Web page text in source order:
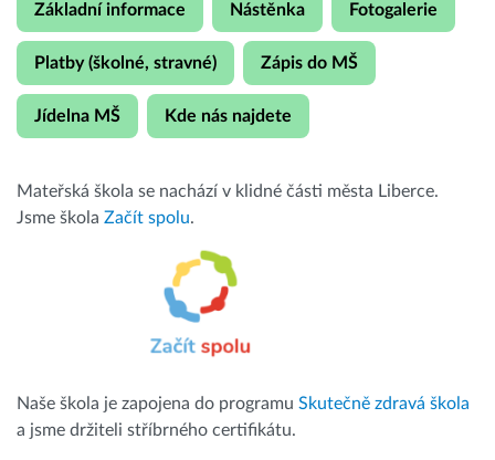
Základní informace Nástěnka Fotogalerie
Platby (školné, stravné) Zápis do MŠ
Jídelna MŠ Kde nás najdete
Mateřská škola se nachází v klidné části města Liberce.
Jsme škola Začít spolu.
Naše škola je zapojena do programu Skutečně zdravá škola
a jsme držiteli stříbrného certifikátu.